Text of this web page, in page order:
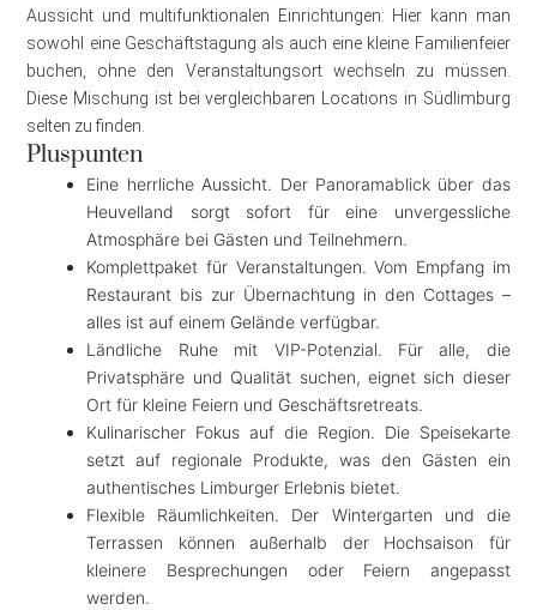
Aussicht und multifunktionalen Einrichtungen: Hier kann man
sowohl eine Geschäftstagung als auch eine kleine Familienfeier
buchen, ohne den Veranstaltungsort wechseln zu müssen.
Diese Mischung ist bei vergleichbaren Locations in Südlimburg
selten zu finden.
Pluspunten
Eine herrliche Aussicht. Der Panoramablick über das
Heuvelland sorgt sofort für eine unvergessliche
Atmosphäre bei Gästen und Teilnehmern.
Komplettpaket für Veranstaltungen. Vom Empfang im
Restaurant bis zur Übernachtung in den Cottages –
alles ist auf einem Gelände verfügbar.
Ländliche Ruhe mit VIP-Potenzial. Für alle, die
Privatsphäre und Qualität suchen, eignet sich dieser
Ort für kleine Feiern und Geschäftsretreats.
Kulinarischer Fokus auf die Region. Die Speisekarte
setzt auf regionale Produkte, was den Gästen ein
authentisches Limburger Erlebnis bietet.
Flexible Räumlichkeiten. Der Wintergarten und die
Terrassen können außerhalb der Hochsaison für
kleinere Besprechungen oder Feiern angepasst
werden.